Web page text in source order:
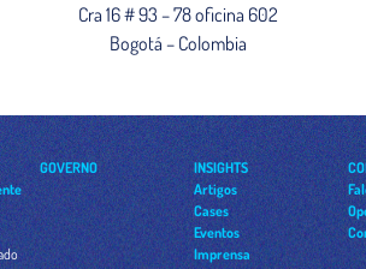
Cra 16 # 93 – 78 oficina 602
Bogotá – Colombia
GOVERNO
INSIGHTS
Artigos
Cases
Eventos
Imprensa